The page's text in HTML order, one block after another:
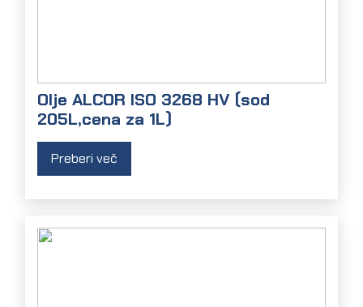
Olje ALCOR ISO 3268 HV (sod
205L,cena za 1L)
Preberi več